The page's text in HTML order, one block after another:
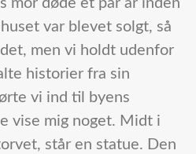
mor døde et par år inden
var blevet solgt, så
men vi holdt udenfor
historier fra sin
vi ind til byens
vise mig noget. Midt i
står en statue. Den